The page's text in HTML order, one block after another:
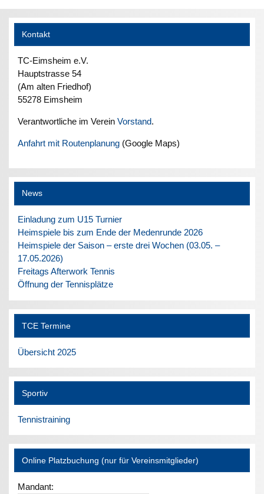
Kontakt
TC-Eimsheim e.V.
Hauptstrasse 54
(Am alten Friedhof)
55278 Eimsheim
Verantwortliche im VereinVorstand.
Anfahrt mit Routenplanung (Google Maps)
News
Einladung zum U15 Turnier
Heimspiele bis zum Ende der Medenrunde 2026
Heimspiele der Saison – erste drei Wochen (03.05. –
17.05.2026)
Freitags Afterwork Tennis
Öffnung der Tennisplätze
TCE Termine
Übersicht 2025
Sportiv
Tennistraining
Online Platzbuchung (nur für Vereinsmitglieder)
Mandant: